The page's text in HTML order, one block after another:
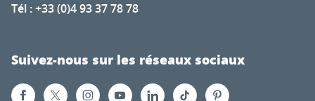
Tél : +33 (0)4 93 37 78 78
Suivez-nous sur les réseaux sociaux